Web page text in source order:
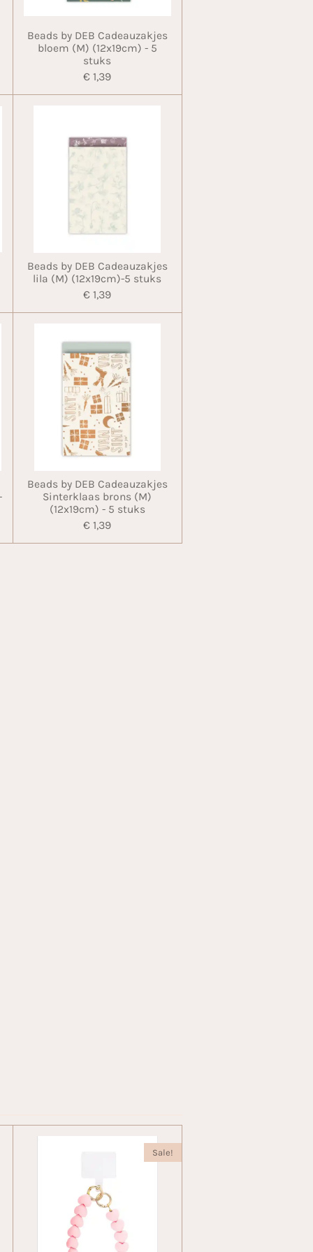
Beads by DEB Cadeauzakjes
bloem (M) (12x19cm) - 5
stuks
€ 1,39
Beads by DEB Cadeauzakjes
lila (M) (12x19cm)-5 stuks
€ 1,39
Beads by DEB Cadeauzakjes
Sinterklaas brons (M)
(12x19cm) - 5 stuks
€ 1,39
Sale!